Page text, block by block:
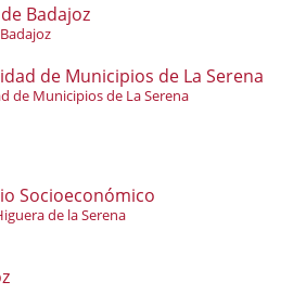
Badajoz
de Municipios de La Serena
de Municipios de La Serena
Socioeconómico
de la Serena